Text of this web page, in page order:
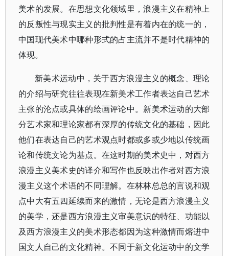
美术的发展。在思想文化领域里，浪漫主义在精神上
的反叛性与现实主义的批判性是有着内在的统一的，
中国现代美术中哪种形式的占主流并不是时代精神的
体现。
新美术运动中，关于西方浪漫主义的概念、理论
的介绍与研究往往表现在新美术工作者表达自己艺术
主张的沦点或具体的绘画评论中。新美术运动的大部
分艺术家和理论家都有深厚的传统文化的基础，因此
他们在表达自己的艺术观点时都或多或少地以传统画
论和传统文论为基点。在这时期的美术史中，对西方
浪漫主义美术史的译介和写作也反映出作者对西方浪
漫主义这个术语的不同理解。在林林总总的言说和观
点中大有五四延续而来的激情，无论是西方浪漫主义
的美学，还是西方浪漫主义审美意识的特征、功能以
及西方浪漫主义的美术形态都因为这种激情而熔进中
国文人自己的文化精神。不同于新文化运动中的文学